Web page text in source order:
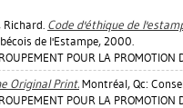
Richard. Code d'éthique de
de l'Estampe, 2000.
POUR LA
Original Print. Montréal, Qc:
POUR LA